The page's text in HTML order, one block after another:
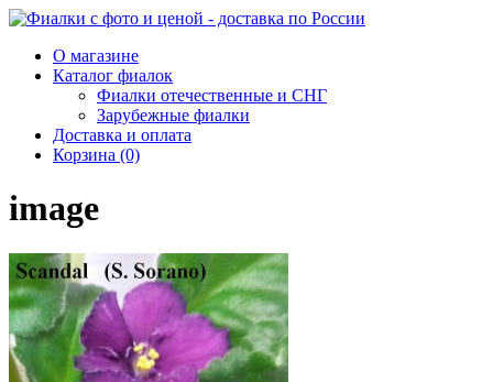
О магазине
Каталог фиалок
Фиалки отечественные и СНГ
Зарубежные фиалки
Доставка и оплата
Корзина (0)
image